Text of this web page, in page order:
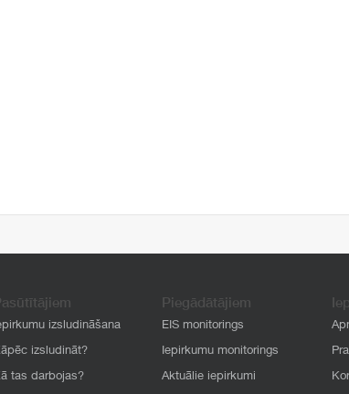
izsludināšana
izsludināt?
tas darbojas?
Piegādātājiem
EIS monitorings
Iepirkumu monitorings
Aktuālie iepirkumi